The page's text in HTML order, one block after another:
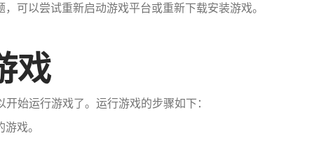
可以尝试重新启动游戏平台或重新下载安装游戏。
戏
始运行游戏了。运行游戏的步骤如下：
戏。